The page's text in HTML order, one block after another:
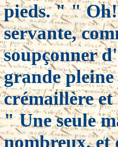
pieds. " "
servante,
soupçonner
grande
crémaillère
" Une seule
nombreux, et